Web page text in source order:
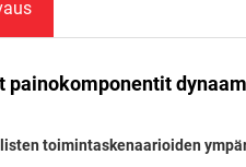
painokomponentit
toimintaskenaarioiden